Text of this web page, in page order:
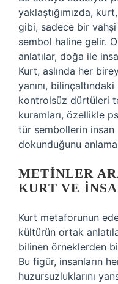
yaklaştığımızda,
gibi, sadece bir
sembol haline gelir.
anlatılar, doğa ile
Kurt, aslında her
yanını,
kontrolsüz dürtüleri
kuramları, özellikle
tür sembollerin insan
dokunduğunu
METINLER
KURT VE
Kurt metaforunun
kültürün ortak
bilinen örneklerden
Bu figür, insanların
huzursuzluklarını